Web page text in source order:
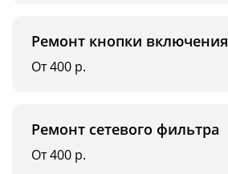
Ремонт кнопки включения
От 400 р.
Ремонт сетевого фильтра
От 400 р.